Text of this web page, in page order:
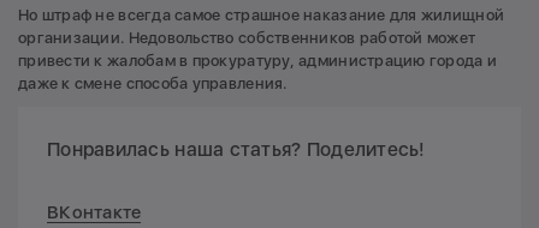
Но штраф не всегда самое страшное наказание для жилищной
организации. Недовольство собственников работой может
привести к жалобам в прокуратуру, администрацию города и
даже к смене способа управления.
Понравилась наша статья? Поделитесь!
ВКонтакте